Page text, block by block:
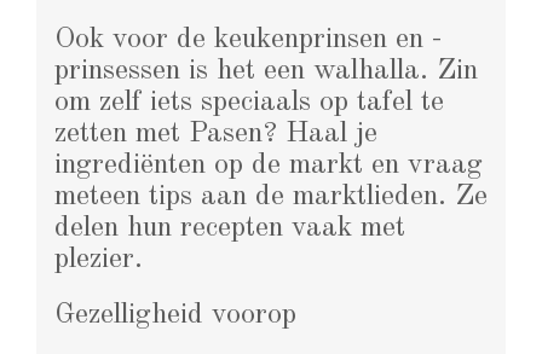
Ook voor de keukenprinsen en -
prinsessen is het een walhalla. Zin
om zelf iets speciaals op tafel te
zetten met Pasen? Haal je
ingrediënten op de markt en vraag
meteen tips aan de marktlieden. Ze
delen hun recepten vaak met
plezier.
Gezelligheid voorop